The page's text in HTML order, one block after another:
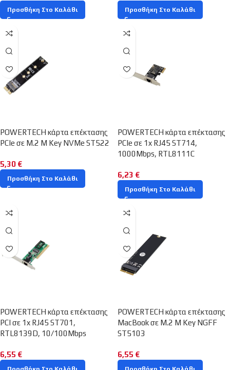
Προσθήκη Στο Καλάθι Προσθήκη Στο Καλάθι
POWERTECH κάρτα επέκτασης
PCIe σε M.2 M Key NVMe ST522
5,30 €
Προσθήκη Στο Καλάθι
POWERTECH κάρτα επέκτασης
PCIe σε 1x RJ45 ST714,
1000Mbps, RTL8111C
6,23 €
Προσθήκη Στο Καλάθι
POWERTECH κάρτα επέκτασης
PCI σε 1x RJ45 ST701,
RTL8139D, 10/100Mbps
6,55 €
POWERTECH κάρτα επέκτασης
MacBook σε M.2 M Key NGFF
ST5103
6,55 €